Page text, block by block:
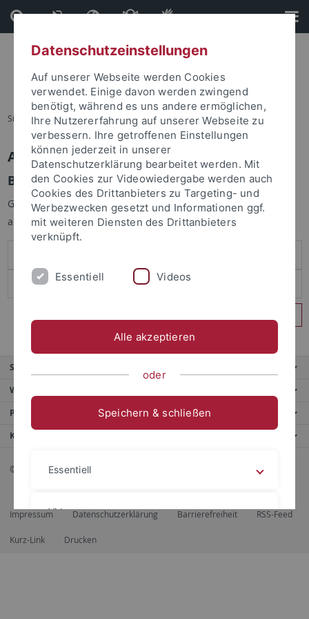
Direkt
zum
Inhalt
Direkt
zur
Fußleiste
Sie sind hier: Startseite
Anmelden
Benutzeranmeldung
Geben Sie Ihren Benutzernamen und Ihr Passwort an um sich
anzumelden:
Service
Weitere Angebote
Portale
Kontaktinfo
© 2026 Eberhard Karls Universität Tübingen, Tübingen
Impressum Datenschutzerklärung Barrierefreiheit RSS-Feed
Kurz-Link Drucken
Datenschutzeinstellungen
Auf unserer Webseite werden Cookies
verwendet. Einige davon werden zwingend
benötigt, während es uns andere ermöglichen,
Ihre Nutzererfahrung auf unserer Webseite zu
verbessern. Ihre getroffenen Einstellungen
können jederzeit in unserer
Datenschutzerklärung bearbeitet werden. Mit
den Cookies zur Videowiedergabe werden auch
Cookies des Drittanbieters zu Targeting- und
Werbezwecken gesetzt und Informationen ggf.
mit weiteren Diensten des Drittanbieters
verknüpft.
Essentiell Videos
Alle akzeptieren
oder
Speichern & schließen
Essentiell
Videos